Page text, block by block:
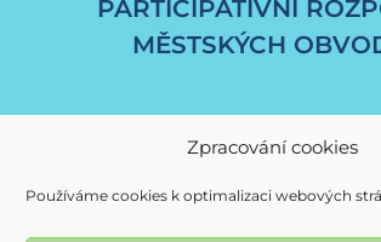
Zpracování cookies
Používáme cookies k optimalizaci webových
PARTICIPATIVNÍ
MĚSTSKÝCH